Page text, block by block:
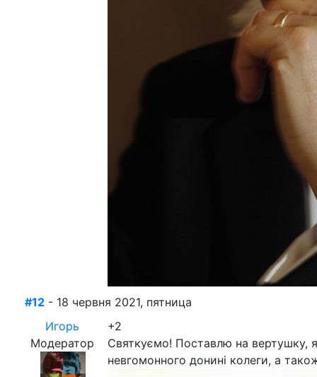
#12 - 18 червня 2021, пятница
Игорь
Модератор
+2
Святкуємо! Поставлю на вертушку,
невгомонного донині колеги, а